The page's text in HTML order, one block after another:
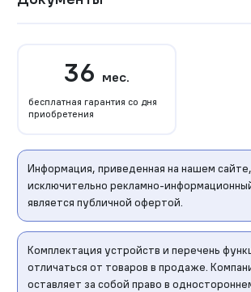
36 мес.
бесплатная гарантия со дня
приобретения
Информация, приведенная на нашем
исключительно рекламно-
является публичной офертой.
Комплектация устройств и перечень
отличаться от товаров в продаже.
оставляет за собой право в